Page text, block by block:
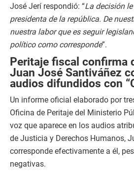
José Jerí respondió: “La decisión
presidenta de la república. De
nuestra labor que es seguir
político como corresponde”.
Peritaje fiscal confirma
Juan José Santiváñez
audios difundidos con
Un informe oficial elaborado por
Oficina de Peritaje del Ministerio
voz que aparece en los audios
de Justicia y Derechos Humanos,
corresponde efectivamente a él,
negativas.